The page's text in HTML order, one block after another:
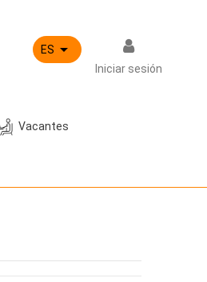
ES 
Iniciar sesión
Vacantes